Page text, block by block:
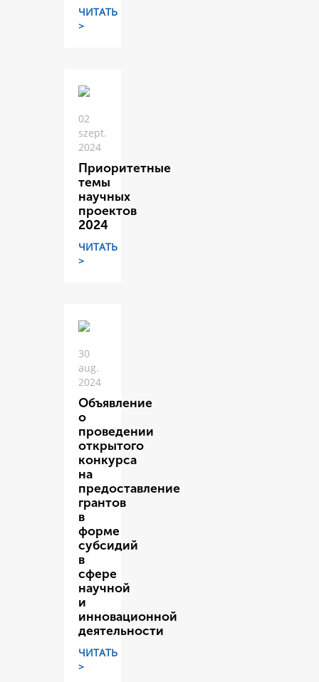
ЧИТАТЬ
>
02
szept.
2024
Приоритетные
темы
научных
проектов
2024
ЧИТАТЬ
>
30
aug.
2024
Объявление
о
проведении
открытого
конкурса
на
предоставление
грантов
в
форме
субсидий
в
сфере
научной
и
инновационной
деятельности
ЧИТАТЬ
>